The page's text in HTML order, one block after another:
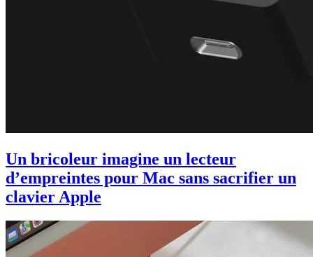
Un bricoleur imagine un lecteur
d’empreintes pour Mac sans sacrifier un
clavier Apple